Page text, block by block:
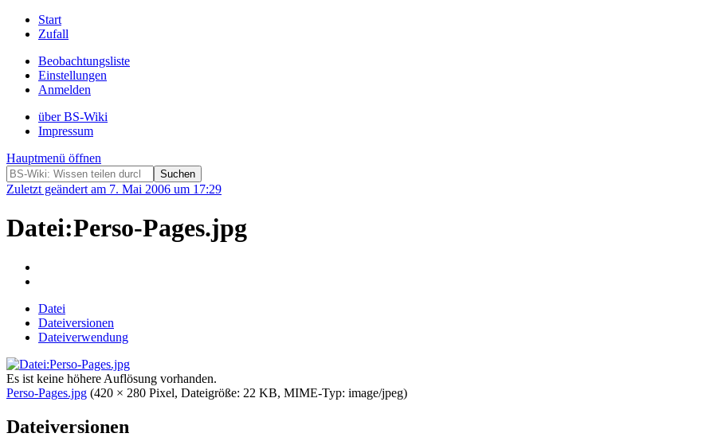
Start
Zufall
Beobachtungsliste
Einstellungen
Anmelden
über BS-Wiki
Impressum
Hauptmenü öffnen
Zuletzt geändert am 7. Mai 2006 um 17:29
Datei:Perso-Pages.jpg
Datei
Dateiversionen
Dateiverwendung
Es ist keine höhere Auflösung vorhanden.
Perso-Pages.jpg (420 × 280 Pixel, Dateigröße: 22 KB, MIME-Typ: image/jpeg)
Dateiversionen